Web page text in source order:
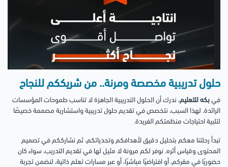
حلول تدريبية مخصصة ومرنة.. من شريككم للنجاح
في بكه للتعليم، ندرك أن الحلول التدريبية الجاهزة لا تناسب طموحات المؤسسات
الرائدة. لهذا السبب، نتخصص في تقديم حلول تدريبية واستشارية مصممة خصيصًا
لتلبية احتياجات منظمتكم الفريدة.
تبدأ رحلتنا معكم بتحليل دقيق لأهدافكم وتحدياتكم، ثم نشارككم في تصميم
المحتوى وقياس أثره. نوفر لكم مرونة لا مثيل لها في تقديم التدريب، سواء كان
حضوريًا في مقركم، أو افتراضيًا مباشرًا، أو عبر مسارات تعلم ذاتية، لنضمن تجربة